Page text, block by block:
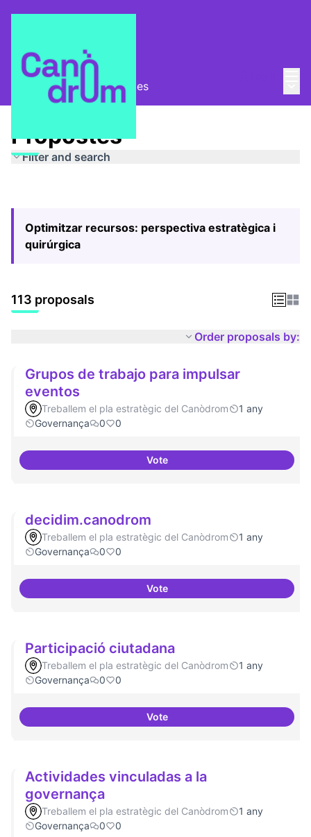
Pla Estratègic Propostes
Propostes
Filter and search
Optimitzar recursos: perspectiva estratègica i
quirúrgica
113 proposals
Order proposals by:
Grupos de trabajo para impulsar
eventos
Treballem el pla estratègic del Canòdrom
1 any
Governança
0 0
VoteGrupos de trabajo para
decidim.canodrom
Treballem el pla estratègic del Canòdrom
1 any
Governança
0 0
Votedecidim.canodrom
Participació ciutadana
Treballem el pla estratègic del Canòdrom
1 any
Governança
0 0
VoteParticipació ciutadana
Actividades vinculadas a la
governança
Treballem el pla estratègic del Canòdrom
1 any
Governança
0 0